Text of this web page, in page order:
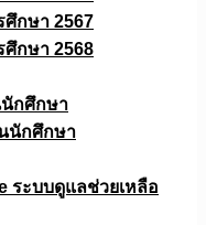
ศึกษา 2567
ศึกษา 2568
กศึกษา
นักศึกษา
ระบบดูแลช่วยเหลือ